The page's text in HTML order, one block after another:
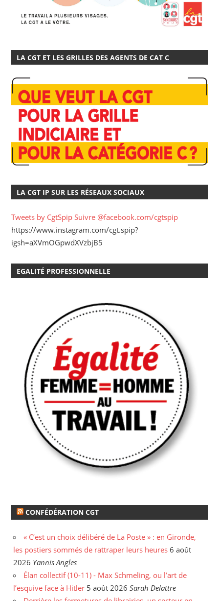
LA CGT ET LES GRILLES DES AGENTS DE CAT C
LA CGT IP SUR LES RÉSEAUX SOCIAUX
Tweets by CgtSpip Suivre @facebook.com/cgtspip
https://www.instagram.com/cgt.spip?
igsh=aXVmOGpwdXVzbjB5
EGALITÉ PROFESSIONNELLE
CONFÉDÉRATION CGT
« C’est un choix délibéré de La Poste » : en Gironde,
les postiers sommés de rattraper leurs heures 6 août
2026 Yannis Angles
Élan collectif (10-11) - Max Schmeling, ou l’art de
l’esquive face à Hitler 5 août 2026 Sarah Delattre